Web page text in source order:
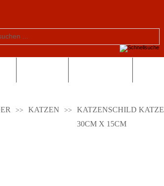
KATZEN
KATZENSCHILD
30CM X 15CM